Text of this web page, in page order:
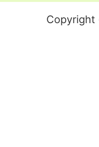
Copyright